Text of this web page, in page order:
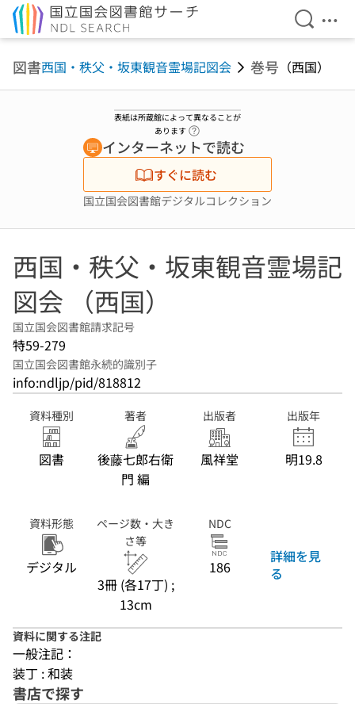
検索を
メ
図書西国・秩父・坂東観音霊場記図会 巻号 （西国）
表紙は所蔵館によって異なることが
あります
インターネットで読む
すぐに読む
国立国会図書館デジタルコレクション
西国・秩父・坂東観音霊場記
図会 （西国）
国立国会図書館請求記号
特59-279
国立国会図書館永続的識別子
info:ndljp/pid/818812
資料種別
図書
著者
後藤七郎右衛
門 編
出版者
風祥堂
出版年
明19.8
資料形態
デジタル
ページ数・大き
さ等
3冊 (各17丁) ;
13cm
NDC
186
詳細を見
る
資料に関する注記
一般注記：
装丁 : 和装
書店で探す